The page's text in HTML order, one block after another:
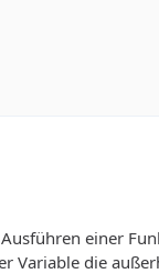
einer
die